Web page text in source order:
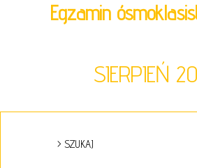
Egzamin
SIERPIEŃ